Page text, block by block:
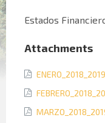
Estados
Attachments